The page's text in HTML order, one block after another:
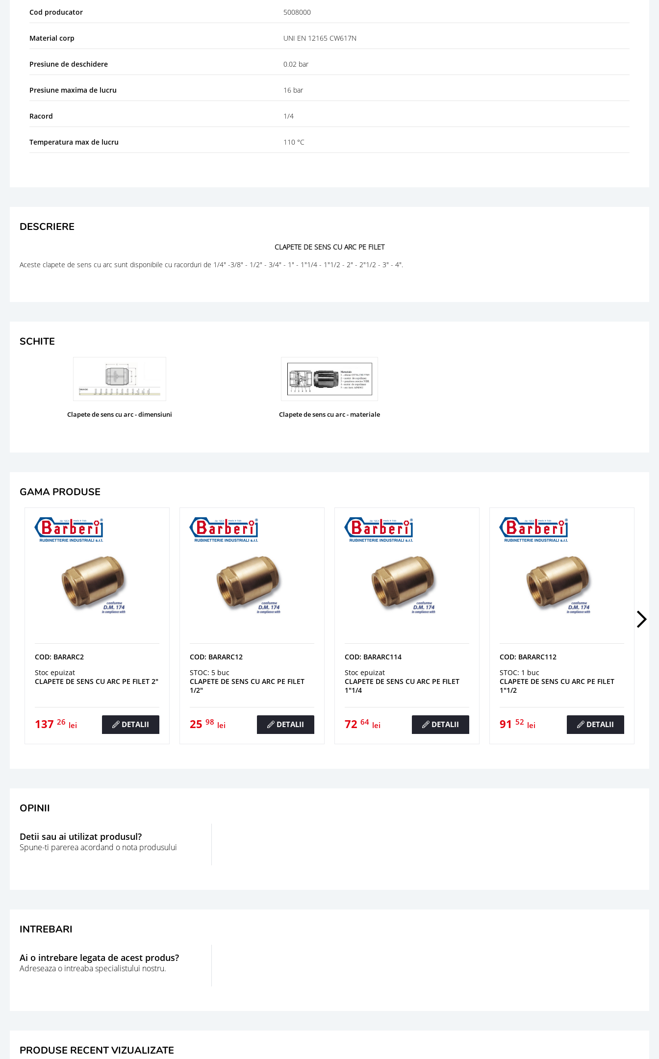
Cod producator 5008000
Material corp UNI EN 12165 CW617N
Presiune de deschidere 0.02 bar
Presiune maxima de lucru 16 bar
Racord 1/4
Temperatura max de lucru 110 °C
DESCRIERE
CLAPETE DE SENS CU ARC PE FILET
Aceste clapete de sens cu arc sunt disponibile cu racorduri de 1/4" -3/8" - 1/2" - 3/4" - 1" - 1"1/4 - 1"1/2 - 2" - 2"1/2 - 3" - 4".
SCHITE
Clapete de sens cu arc - dimensiuni Clapete de sens cu arc - materiale
GAMA PRODUSE
COD: BARARC2
Stoc epuizat
CLAPETE DE SENS CU ARC PE FILET 2"
137 26 lei DETALII
COD: BARARC12
STOC: 5 buc
CLAPETE DE SENS CU ARC PE FILET
1/2"
25 98 lei DETALII
COD: BARARC114
Stoc epuizat
CLAPETE DE SENS CU ARC PE FILET
1"1/4
72 64 lei DETALII
COD: BARARC112
STOC: 1 buc
CLAPETE DE SENS CU ARC PE FILET
1"1/2
91 52 lei DETALII
OPINII
Detii sau ai utilizat produsul?
Spune-ti parerea acordand o nota produsului
INTREBARI
Ai o intrebare legata de acest produs?
Adreseaza o intreaba specialistului nostru.
PRODUSE RECENT VIZUALIZATE